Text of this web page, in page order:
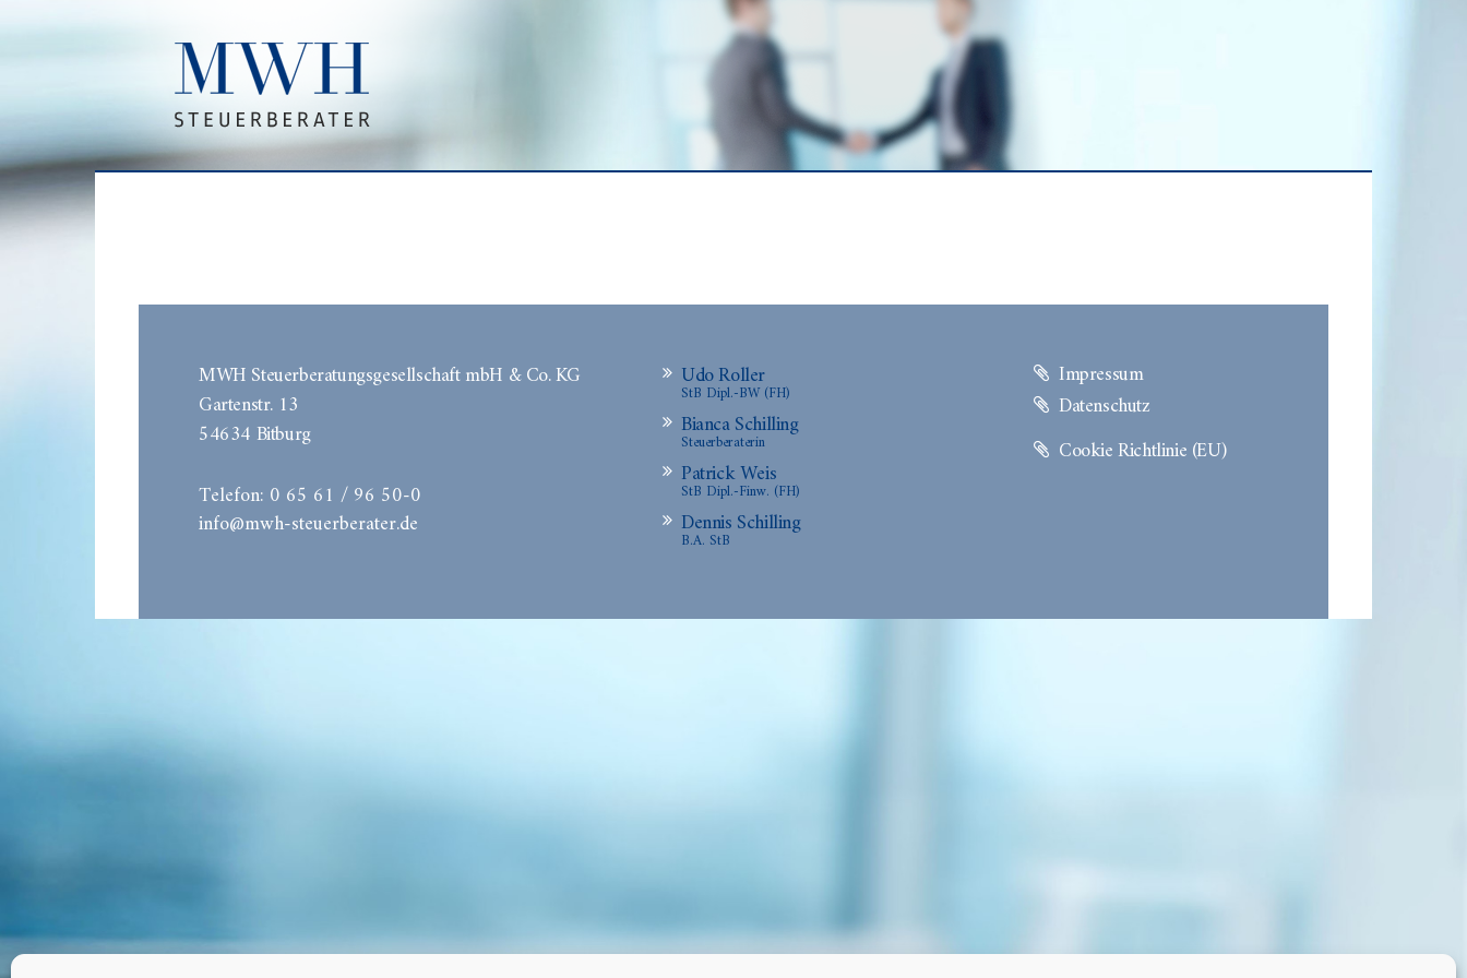
MWH Steuerberatungsgesellschaft mbH & Co. KG
Gartenstr. 13
54634 Bitburg
Telefon: 0 65 61 / 96 50-0
info@mwh-steuerberater.de
Udo Roller
StB Dipl.-BW (FH)
Bianca Schilling
Steuerberaterin
Patrick Weis
StB Dipl.-Finw. (FH)
Dennis Schilling
B.A. StB
Impressum
Datenschutz
Cookie Richtlinie (EU)